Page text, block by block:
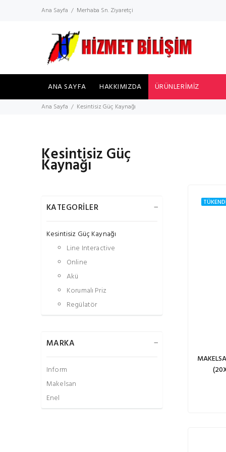
Ana Sayfa Merhaba Sn. Ziyaretçi
ANA SAYFA HAKKIMIZDA ÜRÜNLERİMİZ
Ana Sayfa Kesintisiz Güç Kaynağı
Kesintisiz Güç
Kaynağı
KATEGORİLER
Kesintisiz Güç Kaynağı
Line Interactive
Online
Akü
Korumalı Priz
Regülatör
MARKA
Inform
Makelsan
Enel